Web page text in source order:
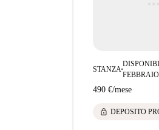
STANZA ■
FEBBRAIO
490 €/mese
lock DEPOSITO